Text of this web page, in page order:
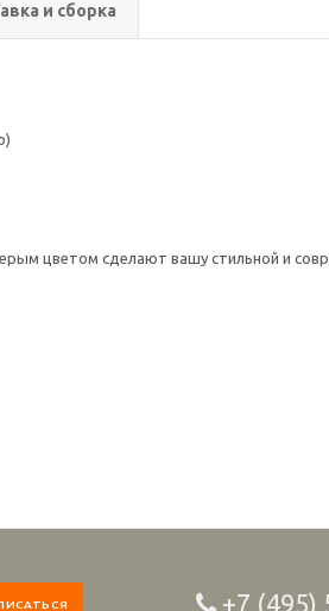
и сборка
цветом сделают вашу стильной и
+7 (495)